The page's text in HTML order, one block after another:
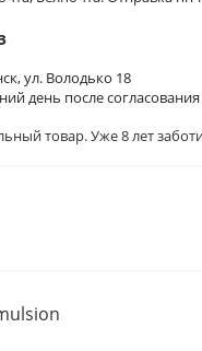
ул. Володько 18
день после
товар. Уже 8 лет